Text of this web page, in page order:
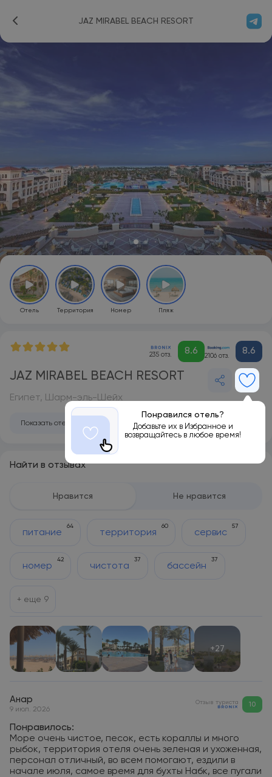
JAZ MIRABEL BEACH RESORT
Отель Территория Номер Пляж
235 отз. 8.6 2106 отз. 8.6
JAZ MIRABEL BEACH RESORT
Понравился отель?
Добавьте их в Избранное и
возвращайтесь в любое время!
Египет, Шарм-эль-Шейх
Показать отель на карте
Найти в отзывах
Нравится Не нравится
питание
64
территория
60
сервис
57
номер
42
чистота
37
бассейн
37
+ еще 9
+27
Анар
9 июл. 2026
Отзыв туриста 10
Понравилось:
Море очень чистое, песок, есть кораллы и много
рыбок, территория отеля очень зеленая и ухоженная,
персонал отличный, во всем помогают, ездили в
начале июля, самое время для бухты Набк, все пугали